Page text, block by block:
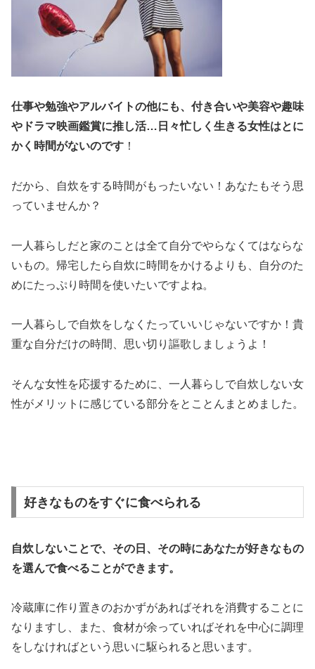
仕事や勉強やアルバイトの他にも、付き合いや美容や趣味
やドラマ映画鑑賞に推し活…日々忙しく生きる女性はとに
かく時間がないのです ！
だから、自炊をする時間がもったいない！あなたもそう思
っていませんか？
一人暮らしだと家のことは全て自分でやらなくてはならな
いもの。帰宅したら自炊に時間をかけるよりも、自分のた
めにたっぷり時間を使いたいですよね。
一人暮らしで自炊をしなくたっていいじゃないですか！貴
重な自分だけの時間、思い切り謳歌しましょうよ！
そんな女性を応援するために、一人暮らしで自炊しない女
性がメリットに感じている部分をとことんまとめました。
好きなものをすぐに食べられる
自炊しないことで、その日、その時にあなたが好きなもの
を選んで食べることができます。
冷蔵庫に作り置きのおかずがあればそれを消費することに
なりますし、また、食材が余っていればそれを中心に調理
をしなければという思いに駆られると思います。